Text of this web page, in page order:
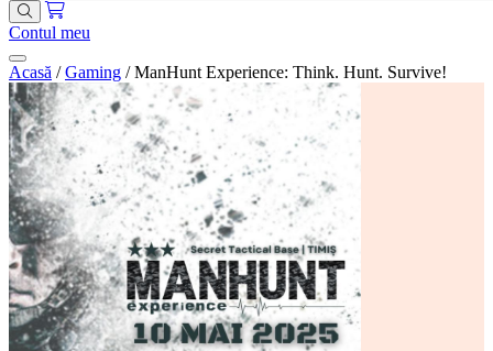
Contul meu
Acasă / Gaming / ManHunt Experience: Think. Hunt. Survive!